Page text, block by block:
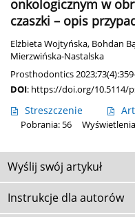
onkologicznym w
czaszki – opis
Elżbieta Wojtyńska, Bohdan
Mierzwińska-Nastalska
Prosthodontics
DOI: https://doi.org/10.5114/
Streszczenie
Pobrania: 56
Wyślij swój artykuł
Instrukcje dla autorów